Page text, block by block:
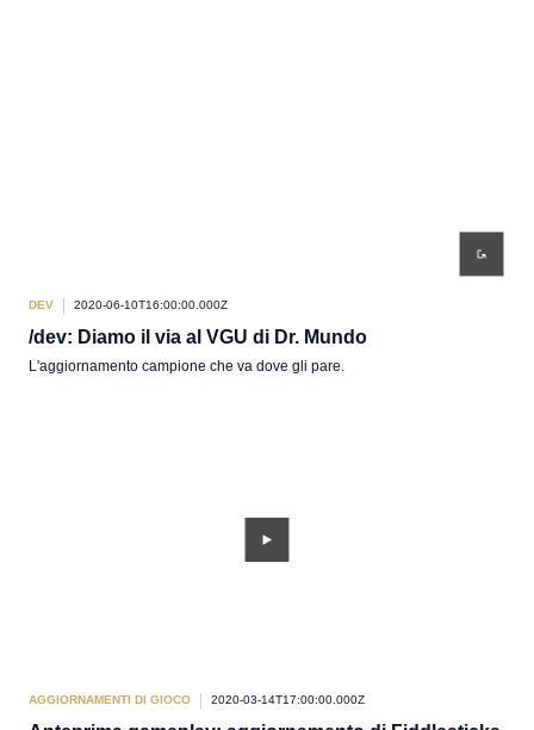
DEV 2020-06-10T16:00:00.000Z
/dev: Diamo il via al VGU di Dr. Mundo
L'aggiornamento campione che va dove gli pare.
AGGIORNAMENTI DI GIOCO 2020-03-14T17:00:00.000Z